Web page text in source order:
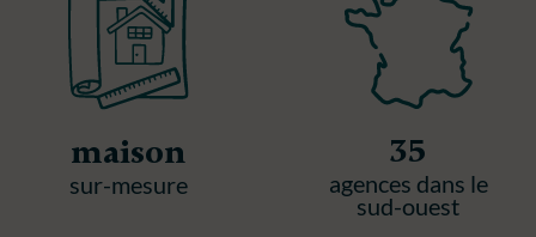
maison
sur-mesure
35
agences dans le
sud-ouest